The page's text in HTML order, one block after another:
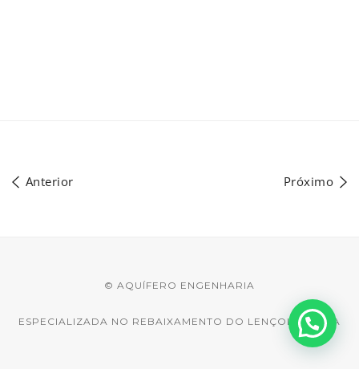
Anterior Próximo
© AQUÍFERO ENGENHARIA
ESPECIALIZADA NO REBAIXAMENTO DO LENÇOL D'ÁGUA